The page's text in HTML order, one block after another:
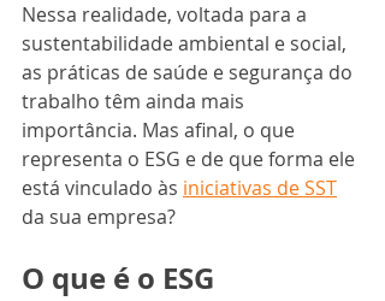
Nessa realidade, voltada para a
sustentabilidade ambiental e social,
as práticas de saúde e segurança do
trabalho têm ainda mais
importância. Mas afinal, o que
representa o ESG e de que forma ele
está vinculado às iniciativas de SST
da sua empresa?
O que é o ESG